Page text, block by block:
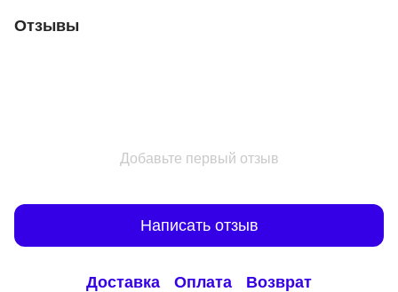
Отзывы
Добавьте первый отзыв
Написать отзыв
Доставка Оплата Возврат